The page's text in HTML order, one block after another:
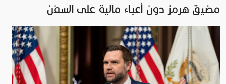
مضيق هرمز دون أعباء مالية على السفن